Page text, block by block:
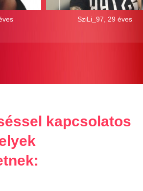
SziLi_97, 29 éves
kapcsolatos